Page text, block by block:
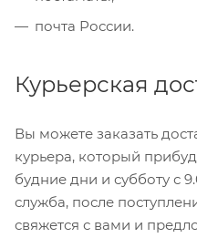
почта России.
Курьерская
Вы можете заказать
курьера, который
будние дни и субботу с
служба, после
свяжется с вами и